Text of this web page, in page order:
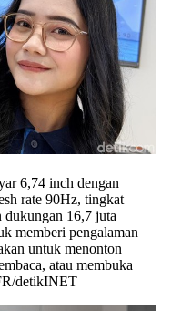
6,74 inch dengan
rate 90Hz, tingkat
dukungan 16,7 juta
memberi pengalaman
untuk menonton
atau membuka
detikINET